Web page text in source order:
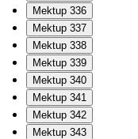
Mektup 336
Mektup 337
Mektup 338
Mektup 339
Mektup 340
Mektup 341
Mektup 342
Mektup 343